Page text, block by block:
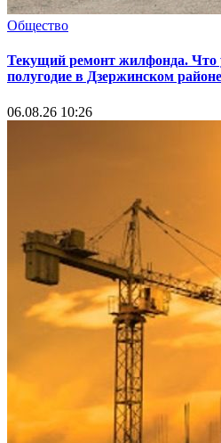
Общество
Текущий ремонт жилфонда. Что
полугодие в Дзержинском районе
06.08.26 10:26